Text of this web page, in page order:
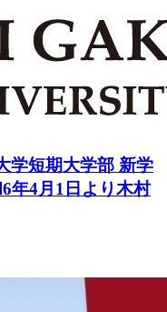
学短期大学部 新学
年4月1日より木村